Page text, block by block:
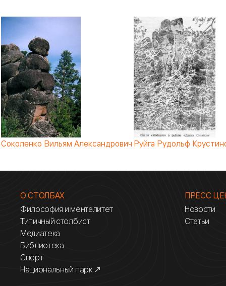
Соколенко Вильям Александрович Руйга Рудольф
О СТОЛБАХ
Философия и менталитет
Типичный столбист
Медиатека
Библиотека
Спорт
Национальный парк ↗
ПРЕСС
Новости
Статьи